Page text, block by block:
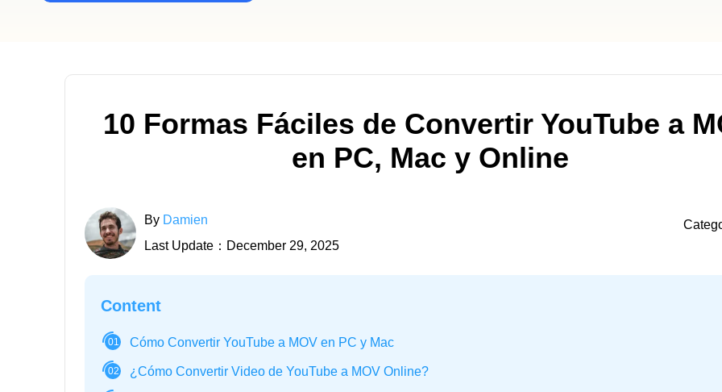
10 Formas Fáciles de Convertir YouTube a
en PC, Mac y Online
By Damien
Last Update：December 29, 2025
Content
01 Cómo Convertir YouTube a MOV en PC y Mac
02 ¿Cómo Convertir Video de YouTube a MOV Online?